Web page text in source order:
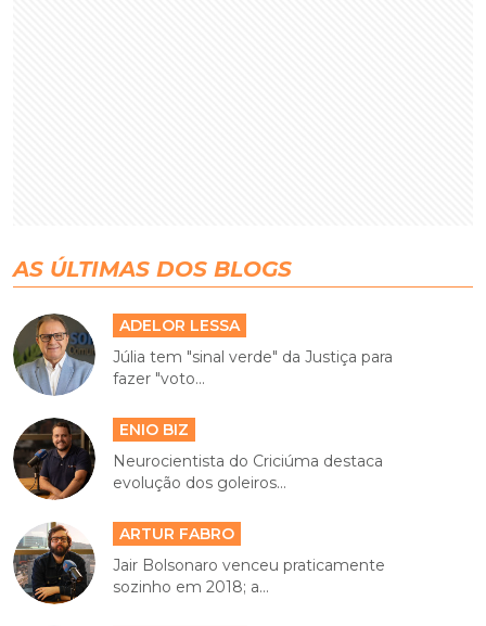
AS ÚLTIMAS DOS BLOGS
ADELOR LESSA
Júlia tem "sinal verde" da Justiça para
fazer "voto...
ENIO BIZ
Neurocientista do Criciúma destaca
evolução dos goleiros...
ARTUR FABRO
Jair Bolsonaro venceu praticamente
sozinho em 2018; a...